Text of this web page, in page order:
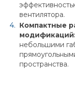
вентилятора.
Компактные
небольшими
пространства.